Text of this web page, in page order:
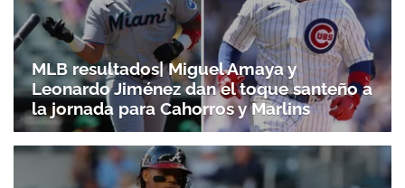
MLB resultados| Miguel Amaya y
Leonardo Jiménez dan el toque santeño a
la jornada para Cahorros y Marlins